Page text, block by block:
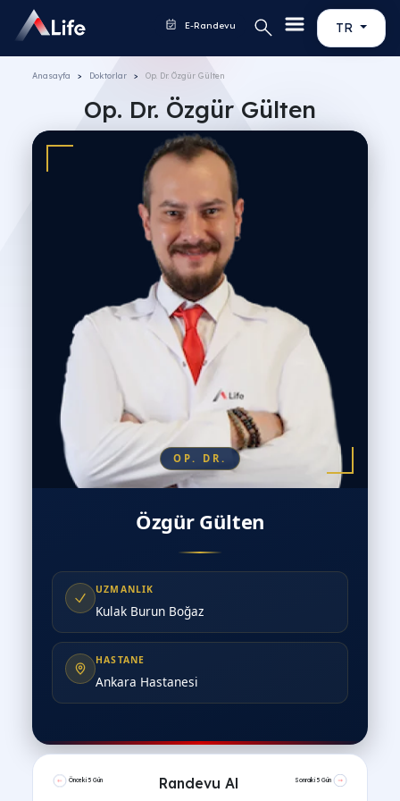
TR
E-Randevu
Anasayfa Doktorlar Op. Dr. Özgür Gülten
Op. Dr. Özgür Gülten
OP. DR.
Özgür Gülten
UZMANLIK
Kulak Burun Boğaz
HASTANE
Ankara Hastanesi